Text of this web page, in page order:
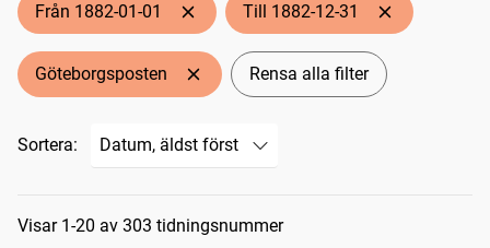
Från 1882-01-01 Till 1882-12-31
Göteborgsposten Rensa alla filter
Sortera:
Sökresultat
Visar 1-20 av 303 tidningsnummer